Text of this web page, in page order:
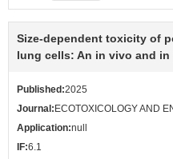
Size-dependent toxicity of
lung cells: An in vivo and
Published:2025
Journal: ECOTOXICOLOGY AND
Application:null
IF:6.1